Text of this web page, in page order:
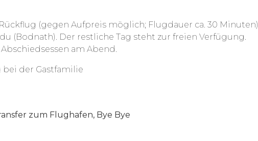
(gegen Aufpreis möglich; Flugdauer ca. 30 Minuten)
(Bodnath). Der restliche Tag steht zur freien Verfügung.
am Abend.
der Gastfamilie
zum Flughafen, Bye Bye